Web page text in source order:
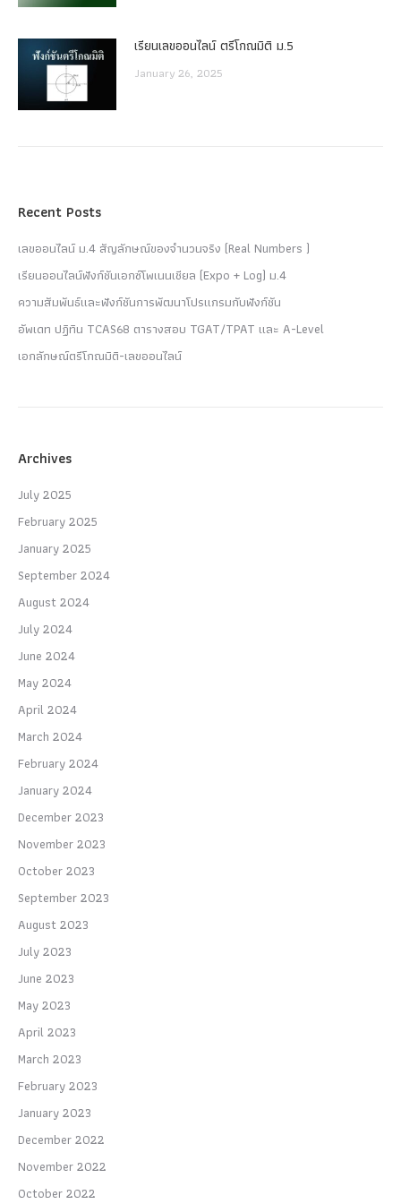
เรียนเลขออนไลน์ ตรีโกณมิติ ม.5
January 26, 2025
Recent Posts
เลขออนไลน์ ม.4 สัญลักษณ์ของจำนวนจริง (Real Numbers )
เรียนออนไลน์ฟังก์ชันเอกซ์โพเนนเชียล (Expo + Log) ม.4
ความสัมพันธ์และฟังก์ชันการพัฒนาโปรแกรมกับฟังก์ชัน
อัพเดท ปฏิทิน TCAS68 ตารางสอบ TGAT/TPAT และ A-Level
เอกลักษณ์ตรีโกณมิติ-เลขออนไลน์
Archives
July 2025
February 2025
January 2025
September 2024
August 2024
July 2024
June 2024
May 2024
April 2024
March 2024
February 2024
January 2024
December 2023
November 2023
October 2023
September 2023
August 2023
July 2023
June 2023
May 2023
April 2023
March 2023
February 2023
January 2023
December 2022
November 2022
October 2022